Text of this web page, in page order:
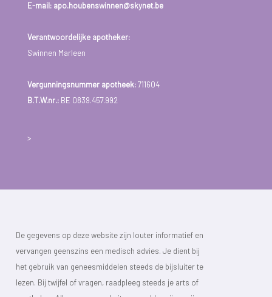
E-mail: apo.houbenswinnen@skynet.be
Verantwoordelijke apotheker:
Swinnen Marleen
Vergunningsnummer apotheek:711604
B.T.W.nr.:BE 0839.457.992
>
De gegevens op deze website zijn louter informatief en
vervangen geenszins een medisch advies. Je dient bij
het gebruik van geneesmiddelen steeds de bijsluiter te
lezen. Bij twijfel of vragen, raadpleeg steeds je arts of